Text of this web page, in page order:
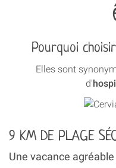
Pourquoi
Elles sont
d'
9 KM DE PLAGE
Une vacance